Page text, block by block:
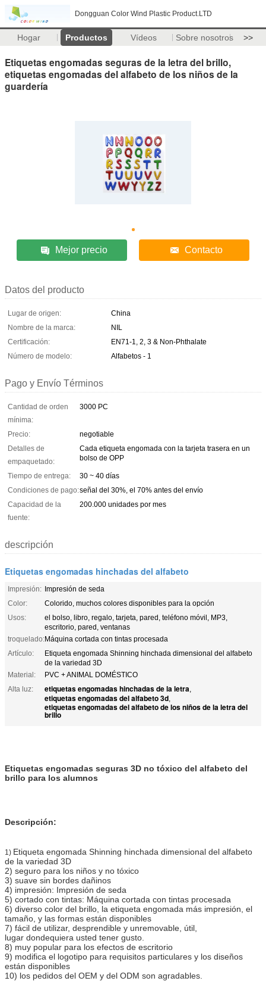
Dongguan Color Wind Plastic Product.LTD
Hogar Productos Vídeos Sobre nosotros >>
Etiquetas engomadas seguras de la letra del brillo,
etiquetas engomadas del alfabeto de los niños de la
guardería
Mejor precio Contacto
Datos del producto
Lugar de origen:
China
Nombre de la marca:
NIL
Certificación:
EN71-1, 2, 3 & Non-Phthalate
Número de modelo:
Alfabetos - 1
Pago y Envío Términos
Cantidad de orden
mínima:
3000 PC
Precio:
negotiable
Detalles de
empaquetado:
Cada etiqueta engomada con la tarjeta trasera en un
bolso de OPP
Tiempo de entrega:
30 ~ 40 días
Condiciones de pago:señal del 30%, el 70% antes del envío
Capacidad de la
fuente:
200.000 unidades por mes
descripción
Etiquetas engomadas hinchadas del alfabeto
Impresión: Impresión de seda
Color:
Colorido, muchos colores disponibles para la opción
Usos:
el bolso, libro, regalo, tarjeta, pared, teléfono móvil, MP3,
escritorio, pared, ventanas
troquelado:Máquina cortada con tintas procesada
Artículo:
Etiqueta engomada Shinning hinchada dimensional del alfabeto
de la variedad 3D
Material:
PVC + ANIMAL DOMÉSTICO
Alta luz:
etiquetas engomadas hinchadas de la letra,
etiquetas engomadas del alfabeto 3d,
etiquetas engomadas del alfabeto de los niños de la letra del
brillo
Etiquetas engomadas seguras 3D no tóxico del alfabeto del
brillo para los alumnos
Descripción:
1) Etiqueta engomada Shinning hinchada dimensional del alfabeto
de la variedad 3D
2) seguro para los niños y no tóxico
3) suave sin bordes dañinos
4) impresión: Impresión de seda
5) cortado con tintas: Máquina cortada con tintas procesada
6) diverso color del brillo, la etiqueta engomada más impresión, el
tamaño, y las formas están disponibles
7) fácil de utilizar, desprendible y unremovable, útil,
lugar dondequiera usted tener gusto.
8) muy popular para los efectos de escritorio
9) modifica el logotipo para requisitos particulares y los diseños
están disponibles
10) los pedidos del OEM y del ODM son agradables.